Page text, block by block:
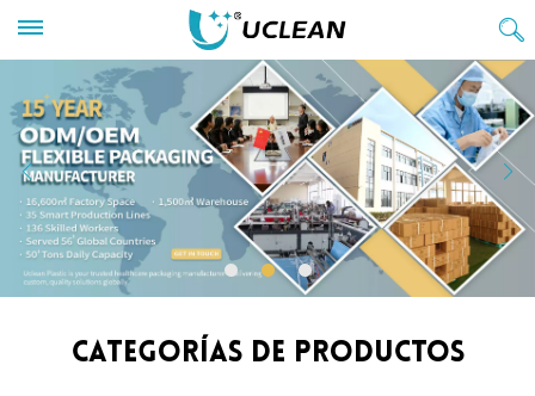
CATEGORÍAS DE PRODUCTOS